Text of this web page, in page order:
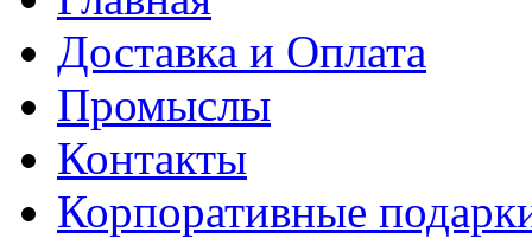
Доставка и Оплата
Промыслы
Контакты
Корпоративные